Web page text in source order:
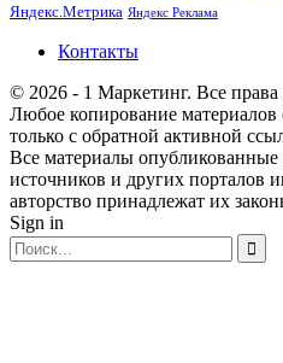
Яндекс.Метрика Яндекс Реклама
Контакты
© 2026 - 1 Маркетинг. Все
Любое копирование материалов
только с обратной активной
Все материалы опубликованные
источников и других порталов
авторство принадлежат их
Sign in